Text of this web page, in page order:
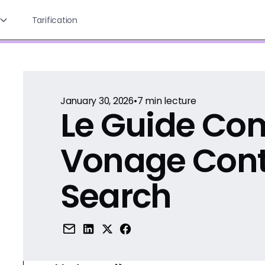
Tarification
January 30, 2026•7 min lecture
Le Guide
Vonage
Search